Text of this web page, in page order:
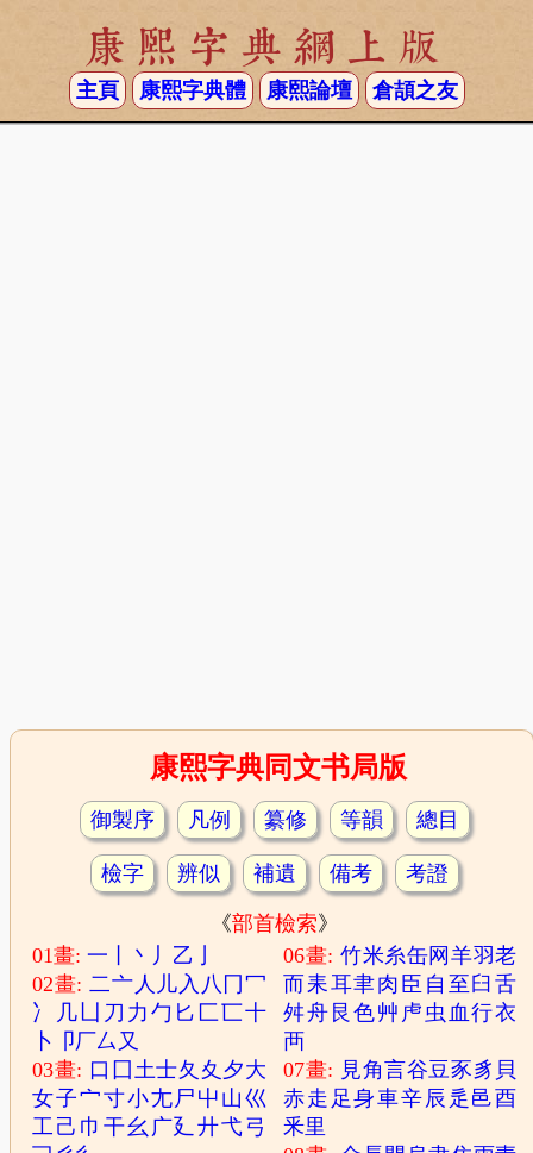
康熙字典網上版
主頁 康熙字典體 康熙論壇 倉頡之友
康熙字典同文书局版
御製序 凡例 纂修 等韻 總目
檢字 辨似 補遺 備考 考證
《部首檢索》
01畫:一 丶 丿 乙
02畫:二亠 人 儿入 八 冂冖
冫
几 凵 刀 力 勹 匕 匚匸十
卜
卩厂厶 又
03畫: 口 囗 土士夂 夊 夕大
女子宀寸小尢尸 屮 山巛
工 己 巾 干幺 广廴廾弋弓
06畫: 竹米糸缶网 羊羽老
而耒耳聿肉 臣 自 至 臼舌
舛舟 艮色艸 虍 虫 血行衣
襾
07畫: 見角言谷豆豕豸 貝
赤走 足身車辛辰 辵 邑酉
釆里